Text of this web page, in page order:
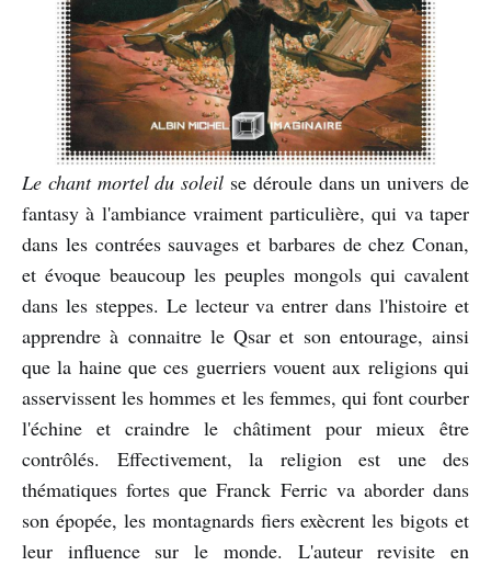
Le chant mortel du soleil se déroule dans un univers de
fantasy à l'ambiance vraiment particulière, qui va taper
dans les contrées sauvages et barbares de chez Conan,
et évoque beaucoup les peuples mongols qui cavalent
dans les steppes. Le lecteur va entrer dans l'histoire et
apprendre à connaitre le Qsar et son entourage, ainsi
que la haine que ces guerriers vouent aux religions qui
asservissent les hommes et les femmes, qui font courber
l'échine et craindre le châtiment pour mieux être
contrôlés. Effectivement, la religion est une des
thématiques fortes que Franck Ferric va aborder dans
son épopée, les montagnards fiers exècrent les bigots et
leur influence sur le monde. L'auteur revisite en